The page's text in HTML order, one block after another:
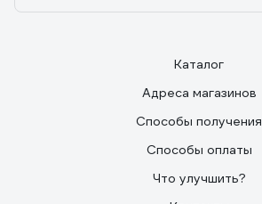
Каталог
Адреса магазинов
Способы получения
Способы оплаты
Что улучшить?